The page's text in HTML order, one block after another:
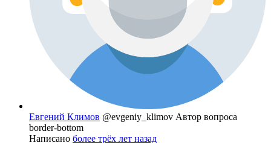
Евгений Климов @evgeniy_klimov Автор вопроса
border-bottom
Написано более трёх лет назад